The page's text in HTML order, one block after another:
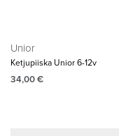
Unior
Ketjupiiska Unior 6-12v
34,00€